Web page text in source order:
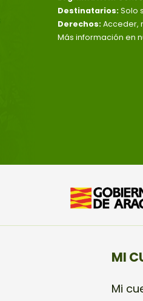
Destinatarios: Solo
Derechos: Acceder,
Más información en
MI
Mi